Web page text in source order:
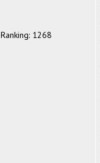
Ranking: 1268